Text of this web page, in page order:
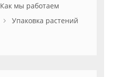
Как мы работаем
Упаковка растений